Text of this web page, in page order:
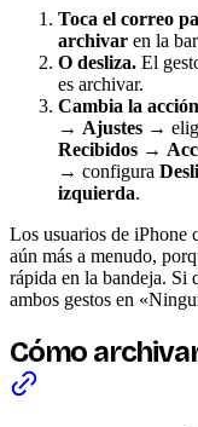
Toca el correo
archivar en la
O desliza. El
es archivar.
Cambia la
→ Ajustes →
Recibidos →
→ configura
izquierda.
Los usuarios de iPhone
aún más a menudo,
rápida en la bandeja. Si
ambos gestos en
Cómo